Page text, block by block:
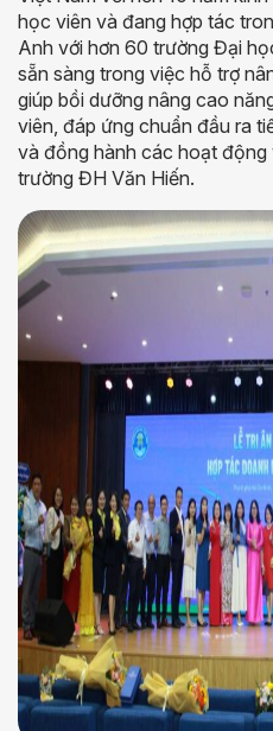
học viên và đang hợp tác
Anh với hơn 60 trường Đại
sẵn sàng trong việc hỗ trợ
giúp bồi dưỡng nâng cao
viên, đáp ứng chuẩn đầu ra
và đồng hành các hoạt động
trường ĐH Văn Hiến.